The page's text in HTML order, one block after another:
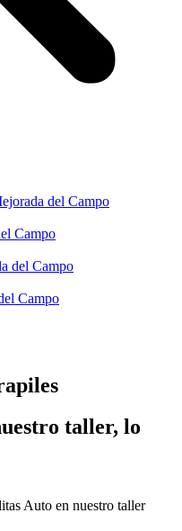
del Campo
Campo
del Campo
Campo
taller, lo
Auto en nuestro taller